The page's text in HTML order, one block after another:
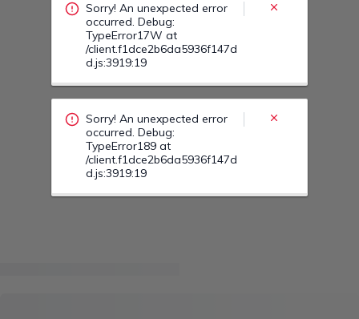
Sorry! An unexpected error
occurred. Debug:
TypeError17W at
/client.f1dce2b6da5936f147d
d.js:3919:19
Sorry! An unexpected error
occurred. Debug:
TypeError189 at
/client.f1dce2b6da5936f147d
d.js:3919:19